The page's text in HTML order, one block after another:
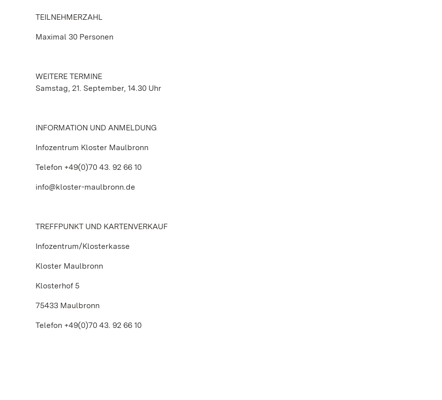
TEILNEHMERZAHL
Maximal 30 Personen
WEITERE TERMINE
Samstag, 21. September, 14.30 Uhr
INFORMATION UND ANMELDUNG
Infozentrum Kloster Maulbronn
Telefon +49(0)70 43. 92 66 10
info@kloster-maulbronn.de
TREFFPUNKT UND KARTENVERKAUF
Infozentrum/Klosterkasse
Kloster Maulbronn
Klosterhof 5
75433 Maulbronn
Telefon +49(0)70 43. 92 66 10